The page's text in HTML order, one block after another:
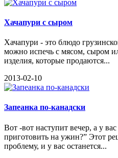
Хачапури с сыром
Хачапури - это блюдо
можно испечь с мясом, сыром
изделия, которые продаются...
2013-02-10
Запеанка по-канадски
Вот -вот наступит вечер, а у
приготовить на ужин?” Этот
проблему, и у вас останется...